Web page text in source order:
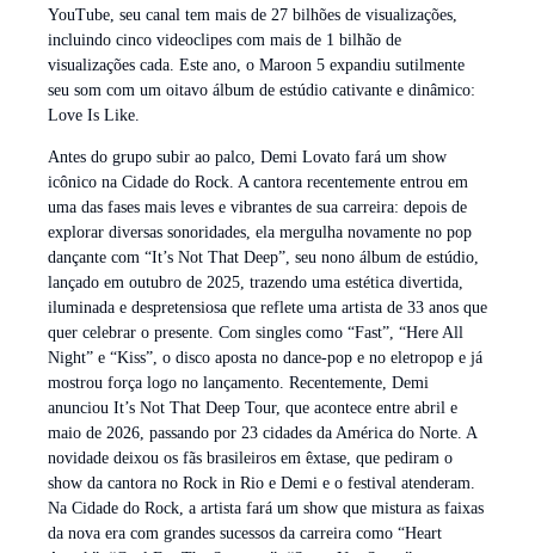
YouTube, seu canal tem mais de 27 bilhões de visualizações,
incluindo cinco videoclipes com mais de 1 bilhão de
visualizações cada. Este ano, o Maroon 5 expandiu sutilmente
seu som com um oitavo álbum de estúdio cativante e dinâmico:
Love Is Like.
Antes do grupo subir ao palco, Demi Lovato fará um show
icônico na Cidade do Rock. A cantora recentemente entrou em
uma das fases mais leves e vibrantes de sua carreira: depois de
explorar diversas sonoridades, ela mergulha novamente no pop
dançante com “It’s Not That Deep”, seu nono álbum de estúdio,
lançado em outubro de 2025, trazendo uma estética divertida,
iluminada e despretensiosa que reflete uma artista de 33 anos que
quer celebrar o presente. Com singles como “Fast”, “Here All
Night” e “Kiss”, o disco aposta no dance-pop e no eletropop e já
mostrou força logo no lançamento. Recentemente, Demi
anunciou It’s Not That Deep Tour, que acontece entre abril e
maio de 2026, passando por 23 cidades da América do Norte. A
novidade deixou os fãs brasileiros em êxtase, que pediram o
show da cantora no Rock in Rio e Demi e o festival atenderam.
Na Cidade do Rock, a artista fará um show que mistura as faixas
da nova era com grandes sucessos da carreira como “Heart